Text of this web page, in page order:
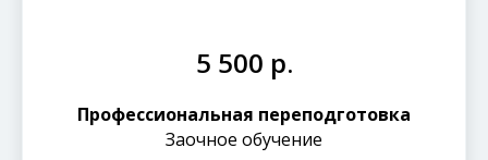
5 500 р.
Профессиональная переподготовка
Заочное обучение